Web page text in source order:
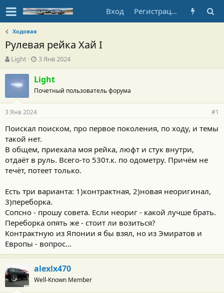
Вход Регистрация
Ходовая
Рулевая рейка Хай I
А
в
т
о
т
е
м
ы
Light
Д
а
т
а
н
а
а
л
а
3 Янв 2024
Light
Почетный пользователь форума
3 Янв 2024 #1
Поискал поиском, про первое поколения, по ходу, и темы
такой нет.
В общем, приехала моя рейка, люфт и стук внутри,
отдаёт в руль. Всего-то 530т.к. по одометру. Причём не
течёт, потеет только.
Есть три варианта: 1)контрактная, 2)новая неоригинал,
3)переборка.
Сопсно - прошу совета. Если неориг - какой лучше брать.
Переборка опять же - стоит ли возиться?
Контрактную из Японии я бы взял, но из Эмиратов и
Европы - вопрос...
alexlx470
Well-Known Member